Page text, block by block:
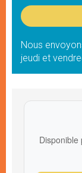
Nous
jeudi et